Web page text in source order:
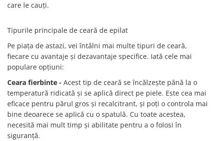
care le cauți.
Tipurile principale de ceară de epilat
Pe piața de astazi, vei întâlni mai multe tipuri de ceară,
fiecare cu avantaje și dezavantaje specifice. Iată cele mai
populare opțiuni:
Ceara fierbinte - Acest tip de ceară se încălzește până la o
temperatură ridicată și se aplică direct pe piele. Este cea mai
eficace pentru părul gros și recalcitrant, și poți o controla mai
bine deoarece se aplică cu o spatulă. Cu toate acestea,
necesită mai mult timp și abilitate pentru a o folosi în
siguranță.